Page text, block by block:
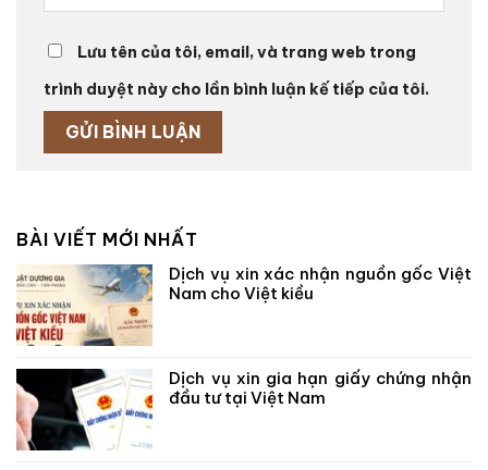
Lưu tên của tôi, email, và trang web trong
trình duyệt này cho lần bình luận kế tiếp của tôi.
BÀI VIẾT MỚI NHẤT
Dịch vụ xin xác nhận nguồn gốc Việt
Nam cho Việt kiều
Dịch vụ xin gia hạn giấy chứng nhận
đầu tư tại Việt Nam